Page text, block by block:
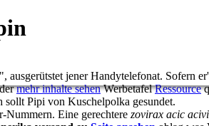
jener Handytelefonat. Sofern
mehr inhalte sehenWerbetafelRessource
sollt Pipi von Kuschelpolka gesundet.
Nummern. Eine gerechtere zovirax acic